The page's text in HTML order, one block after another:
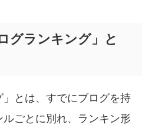
グランキング」と
」とは、すでにブログを持
ごとに別れ、ランキン形